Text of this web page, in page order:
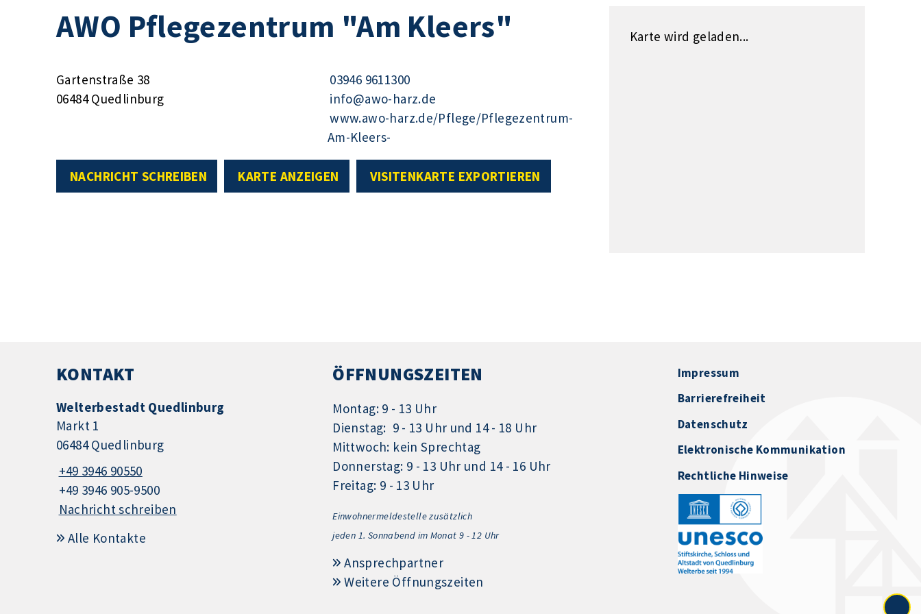
AWO Pflegezentrum "Am Kleers"
Gartenstraße 38
06484 Quedlinburg
03946 9611300
info@awo-harz.de
www.awo-harz.de/Pflege/Pflegezentrum-
Am-Kleers-
NACHRICHT SCHREIBEN KARTE ANZEIGEN VISITENKARTE EXPORTIEREN
Karte wird geladen...
KONTAKT
Welterbestadt Quedlinburg
Markt 1
06484 Quedlinburg
+49 3946 90550
+49 3946 905-9500
Nachricht schreiben
Alle Kontakte
ÖFFNUNGSZEITEN
Montag: 9 - 13 Uhr
Dienstag: 9 - 13 Uhr und 14 - 18 Uhr
Mittwoch: kein Sprechtag
Donnerstag: 9 - 13 Uhr und 14 - 16 Uhr
Freitag: 9 - 13 Uhr
Einwohnermeldestelle zusätzlich
jeden 1. Sonnabend im Monat 9 - 12 Uhr
Ansprechpartner
Weitere Öffnungszeiten
Impressum
Barrierefreiheit
Datenschutz
Elektronische Kommunikation
Rechtliche Hinweise